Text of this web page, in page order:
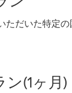
ただいた特定
ン(1ヶ月)